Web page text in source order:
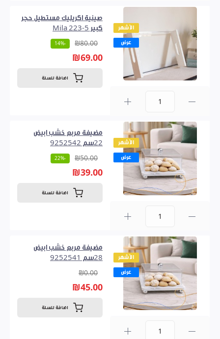
الأشهر
عرض
صينية اكريليك مستطيل حجر
كبير Mila 223-5
₪80.00
-14%
₪69.00
اضافة للسلة
الأشهر
عرض
مضيفة مربع خشب ابيض
22سم 9252542
₪50.00
-22%
₪39.00
اضافة للسلة
الأشهر
عرض
مضيفة مربع خشب ابيض
28سم 9252541
₪0.00
₪45.00
اضافة للسلة